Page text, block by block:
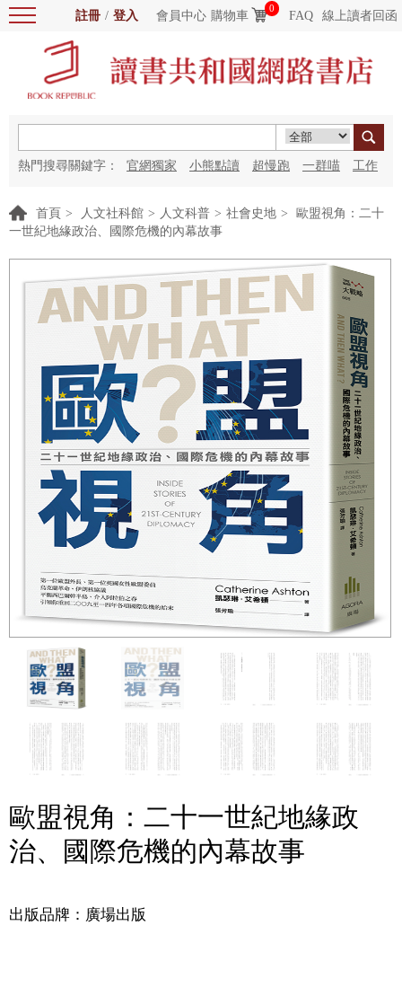
註冊 / 登入 會員中心 購物車
0
FAQ 線上讀者回函
熱門搜尋關鍵字： 官網獨家 小熊點讀 超慢跑 一群喵 工作
首頁 > 人文社科館 > 人文科普 > 社會史地 >
歐盟視角：二十
一世紀地緣政治、國際危機的內幕故事
歐盟視角：二十一世紀地緣政
治、國際危機的內幕故事
出版品牌：廣場出版